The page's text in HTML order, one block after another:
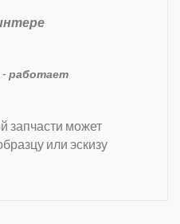
работает
запчасти может
или эскизу